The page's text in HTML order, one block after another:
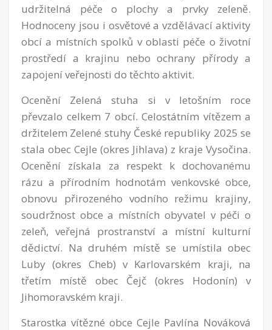
udržitelná péče o plochy a prvky zeleně.
Hodnoceny jsou i osvětové a vzdělávací aktivity
obcí a místních spolků v oblasti péče o životní
prostředí a krajinu nebo ochrany přírody a
zapojení veřejnosti do těchto aktivit.
Ocenění Zelená stuha si v letošním roce
převzalo celkem 7 obcí. Celostátním vítězem a
držitelem Zelené stuhy České republiky 2025 se
stala obec Cejle (okres Jihlava) z kraje Vysočina.
Ocenění získala za respekt k dochovanému
rázu a přírodním hodnotám venkovské obce,
obnovu přirozeného vodního režimu krajiny,
soudržnost obce a místních obyvatel v péči o
zeleň, veřejná prostranství a místní kulturní
dědictví. Na druhém místě se umístila obec
Luby (okres Cheb) v Karlovarském kraji, na
třetím místě obec Čejč (okres Hodonín) v
Jihomoravském kraji.
Starostka vítězné obce Cejle Pavlína Nováková